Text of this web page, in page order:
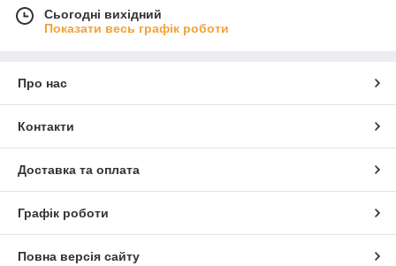
Сьогодні вихідний
Показати весь графік роботи
Про нас
Контакти
Доставка та оплата
Графік роботи
Повна версія сайту